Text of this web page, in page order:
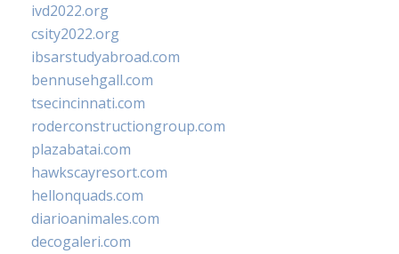
ivd2022.org
csity2022.org
ibsarstudyabroad.com
bennusehgall.com
tsecincinnati.com
roderconstructiongroup.com
plazabatai.com
hawkscayresort.com
hellonquads.com
diarioanimales.com
decogaleri.com